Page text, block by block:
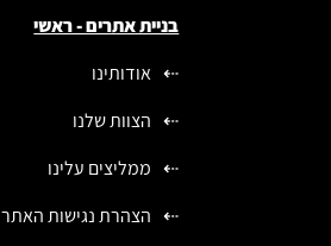
בניית אתרים - ראשי
אודותינו
הצוות שלנו
ממליצים עלינו
הצהרת נגישות האתר